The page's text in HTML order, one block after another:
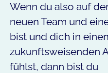
Wenn du also auf
neuen Team und
bist und dich in
zukunftsweisenden
fühlst, dann bist du